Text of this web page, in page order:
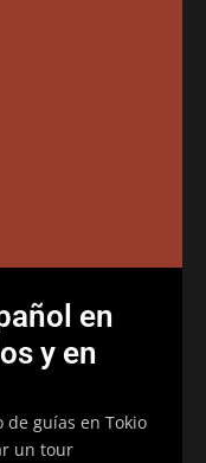
en
y en
guías en Tokio
un tour